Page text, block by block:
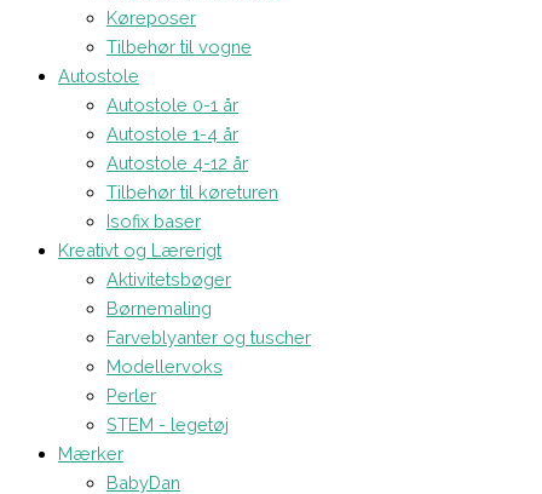
Køreposer
Tilbehør til vogne
Autostole
Autostole 0-1 år
Autostole 1-4 år
Autostole 4-12 år
Tilbehør til køreturen
Isofix baser
Kreativt og Lærerigt
Aktivitetsbøger
Børnemaling
Farveblyanter og tuscher
Modellervoks
Perler
STEM - legetøj
Mærker
BabyDan